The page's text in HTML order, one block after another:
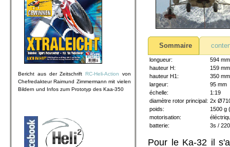
Bericht aus der ZeitschriftRC-Heli-Action
von
Chefredakteur Raimund Zimmermann mit vielen
Bildern und Infos zum Prototyp des Kaa-350
Sommaire
longueur:
594 mm
hauteur H:
159 mm
hauteur H1:
350 mm
largeur:
95 mm
échelle:
1:19
diamètre rotor principal: 2x
poids:
1500 g
motorisation:
batterie:
3s /
Pour le Ka-32 il